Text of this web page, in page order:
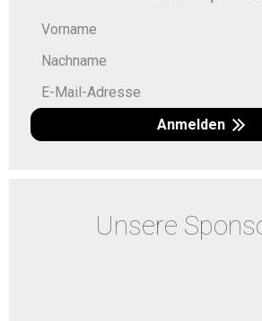
Anmelden
Unsere